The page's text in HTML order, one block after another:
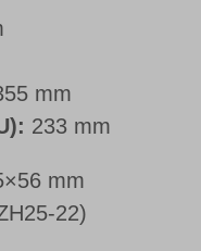
mm
233 mm
mm
22)